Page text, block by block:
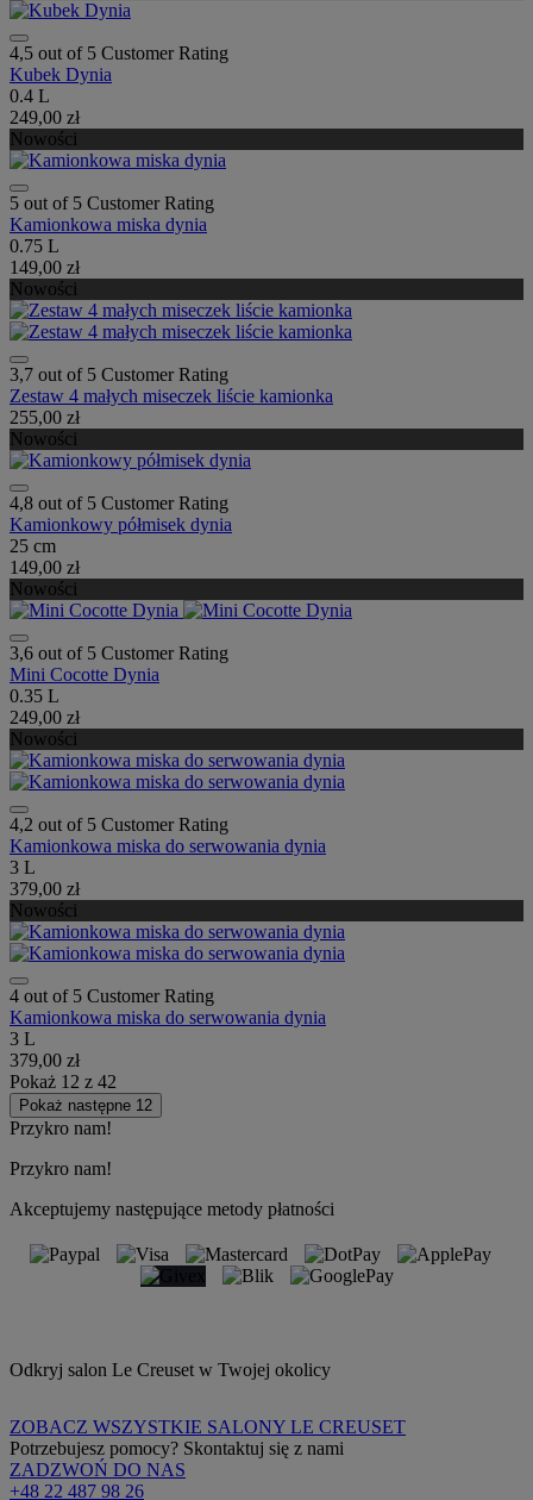
4,5 out of 5 Customer Rating
Kubek Dynia
0.4 L
249,00 zł
Nowości
5 out of 5 Customer Rating
Kamionkowa miska dynia
0.75 L
149,00 zł
Nowości
3,7 out of 5 Customer Rating
Zestaw 4 małych miseczek liście kamionka
255,00 zł
Nowości
4,8 out of 5 Customer Rating
Kamionkowy półmisek dynia
25 cm
149,00 zł
Nowości
3,6 out of 5 Customer Rating
Mini Cocotte Dynia
0.35 L
249,00 zł
Nowości
4,2 out of 5 Customer Rating
Kamionkowa miska do serwowania dynia
3 L
379,00 zł
Nowości
4 out of 5 Customer Rating
Kamionkowa miska do serwowania dynia
3 L
379,00 zł
Pokaż 12 z 42
Pokaż następne 12
Przykro nam!
Przykro nam!
Akceptujemy następujące metody płatności
Odkryj salon Le Creuset w Twojej okolicy
ZOBACZ WSZYSTKIE SALONY LE CREUSET
Potrzebujesz pomocy? Skontaktuj się z nami
ZADZWOŃ DO NAS
+48 22 487 98 26